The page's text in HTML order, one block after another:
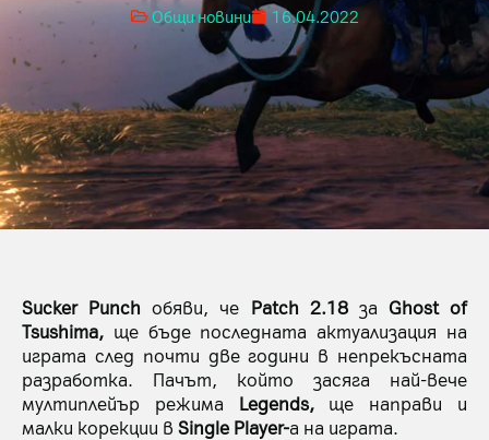
Общи новини 16.04.2022
Sucker Punch обяви, че Patch 2.18за Ghost of
Tsushima, ще бъде последната актуализация на
играта след почти две години в непрекъсната
разработка. Пачът, който засяга най-вече
мултиплейър режима Legends,ще направи и
малки корекции в Single Player-a на играта.